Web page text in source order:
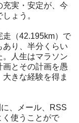
充実・安定が、今
ょう。
走（42.195km）で
り、半分くらい
人生はマラソン
画とその計画を愚
きな経験を得ま
、メール、RSS
く使うことがで